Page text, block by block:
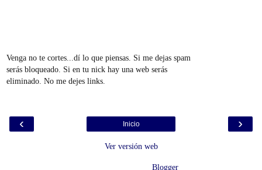
Venga no te cortes...dí lo que piensas. Si me dejas spam
serás bloqueado. Si en tu nick hay una web serás
eliminado. No me dejes links.
‹ ›
Inicio
Ver versión web
Blogger.